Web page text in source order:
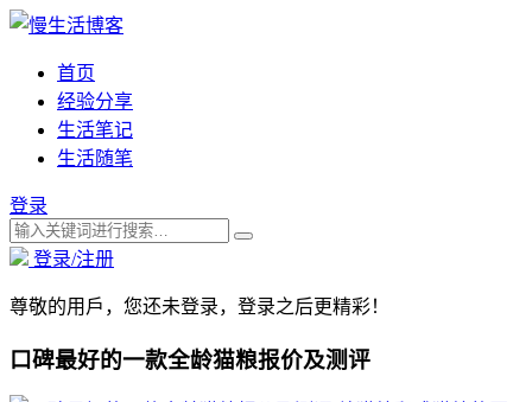
首页
经验分享
生活笔记
生活随笔
登录
登录/注册
尊敬的用戶，您还未登录，登录之后更精彩！
口碑最好的一款全龄猫粮报价及测评